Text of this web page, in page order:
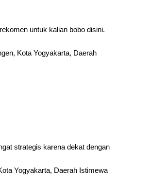
untuk kalian bobo disini.
Kota Yogyakarta, Daerah
strategis karena dekat dengan
Yogyakarta, Daerah Istimewa